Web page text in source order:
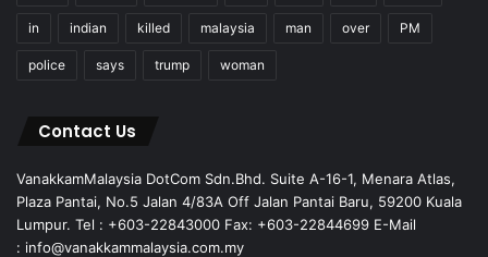
in indian killed malaysia man over PM
police says trump woman
Contact Us
VanakkamMalaysia DotCom Sdn.Bhd. Suite A-16-1, Menara Atlas,
Plaza Pantai, No.5 Jalan 4/83A Off Jalan Pantai Baru, 59200 Kuala
Lumpur. Tel : +603-22843000 Fax: +603-22844699 E-Mail
: info@vanakkammalaysia.com.my